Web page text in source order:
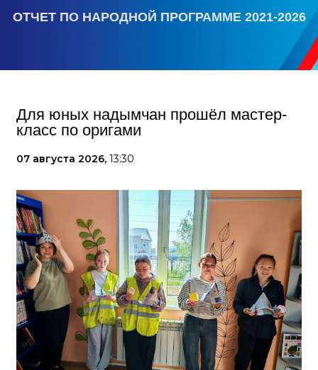
ОТЧЕТ ПО НАРОДНОЙ ПРОГРАММЕ 2021-2026
Для юных надымчан прошёл мастер-
класс по оригами
07 августа 2026, 13:30